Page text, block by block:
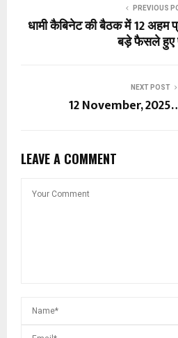
PREVIOUS
धामी कैबिनेट की बैठक में 12 अहम
बड़े फैसले हुए
NEXT POST
12 November,
LEAVE A COMMENT